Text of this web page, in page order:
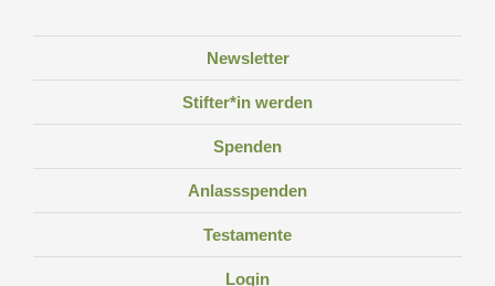
Newsletter
Stifter*in werden
Spenden
Anlassspenden
Testamente
Login